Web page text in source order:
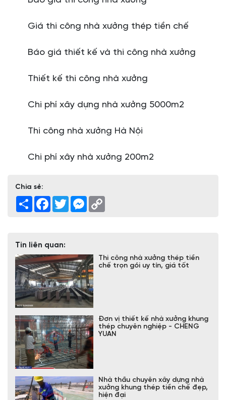
Giá thi công nhà xưởng thép tiền chế
Báo giá thiết kế và thi công nhà xưởng
Thiết kế thi công nhà xưởng
Chi phí xây dựng nhà xưởng 5000m2
Thi công nhà xưởng Hà Nội
Chi phí xây nhà xưởng 200m2
Chia sẻ:
Share Facebook
TwitterMessenger
Tin liên quan:
Thi công nhà xưởng thép tiền
chế trọn gói uy tín, giá tốt
Đơn vị thiết kế nhà xưởng khung
thép chuyên nghiệp - CHENG
YUAN
Nhà thầu chuyên xây dựng nhà
xưởng khung thép tiền chế đẹp,
hiện đại